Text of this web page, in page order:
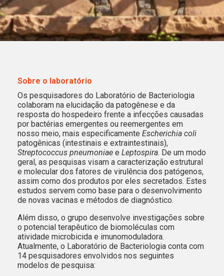
Sobre o laboratório
Os pesquisadores do Laboratório de Bacteriologia
colaboram na elucidação da patogênese e da
resposta do hospedeiro frente a infecções causadas
por bactérias emergentes ou reemergentes em
nosso meio, mais especificamente Escherichia coli
patogênicas (intestinais e extraintestinais),
Streptococcus pneumoniae e Leptospira. De um modo
geral, as pesquisas visam a caracterização estrutural
e molecular dos fatores de virulência dos patógenos,
assim como dos produtos por eles secretados. Estes
estudos servem como base para o desenvolvimento
de novas vacinas e métodos de diagnóstico.
Além disso, o grupo desenvolve investigações sobre
o potencial terapêutico de biomoléculas com
atividade microbicida e imunomoduladora.
Atualmente, o Laboratório de Bacteriologia conta com
14 pesquisadores envolvidos nos seguintes
modelos de pesquisa: